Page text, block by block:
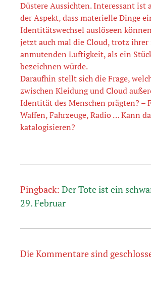
n
Düstere Aussichten. Interessant ist
der Aspekt, dass materielle Dinge
Identitätswechsel auslöseen
jetzt auch mal die Cloud, trotz
anmutenden Luftigkeit, als ein
bezeichnen würde.
Daraufhin stellt sich die Frage,
zwischen Kleidung und Cloud
Identität des Menschen prägten? –
Waffen, Fahrzeuge, Radio … Kann
katalogisieren?
Pingback: Der Tote ist ein
29. Februar
Die Kommentare sind